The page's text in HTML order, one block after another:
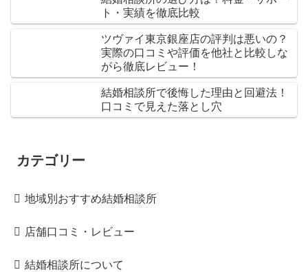
ト・実績を徹底比較
ツヴァイ東京銀座店の評判は悪いの？
実際の口コミや評価を他社と比較しな
がら徹底レビュー！
結婚相談所で後悔した理由と回避法！
口コミで見えた落とし穴
カテゴリー
地域別おすすめ結婚相談所
店舗口コミ・レビュー
結婚相談所について